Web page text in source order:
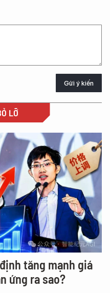
Gửi ý kiến
LỠ
tăng mạnh giá
ứng ra sao?